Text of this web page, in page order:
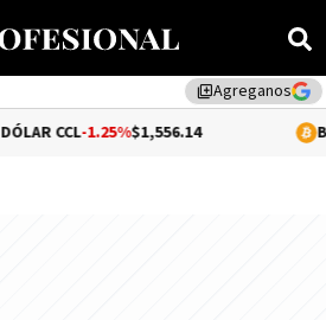
library_addAgreganos
-1.25%$1,556.14